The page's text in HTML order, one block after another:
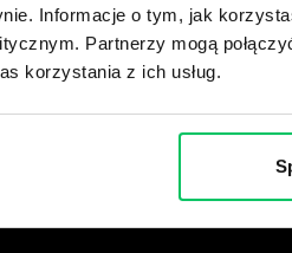
Informacje o tym, jak
Partnerzy mogą
korzystania z ich usług.
w wikiGamma+